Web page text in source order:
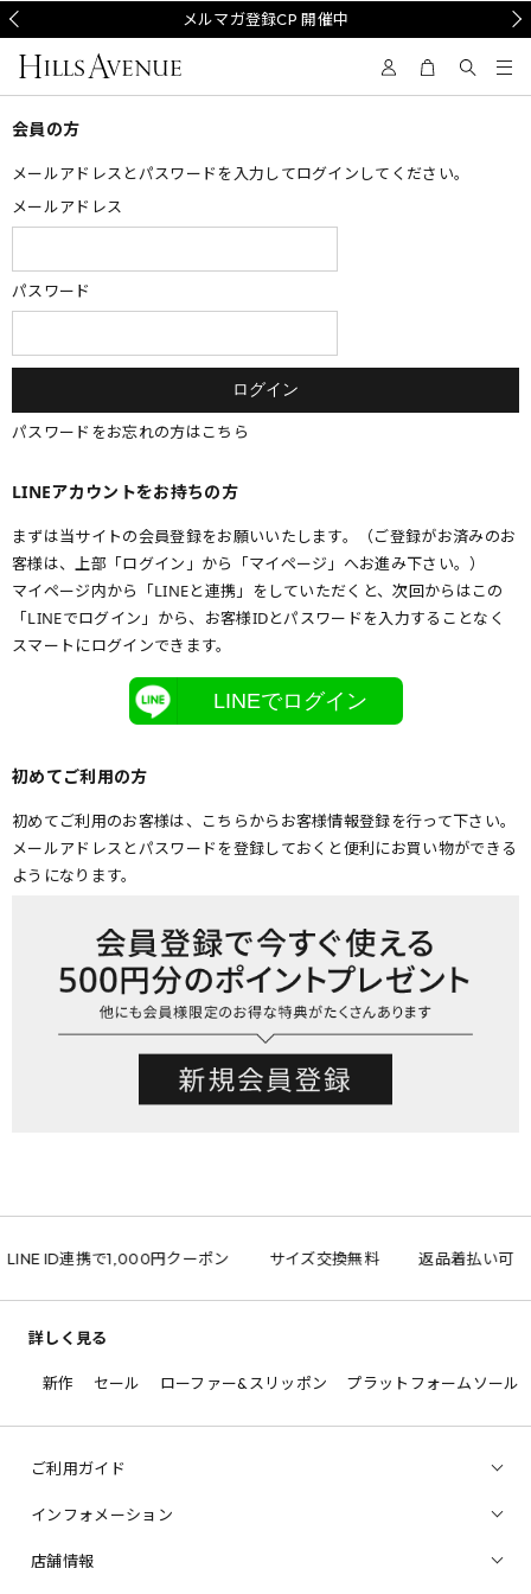
メルマガ登録CP 開催中
会員の方
メールアドレスとパスワードを入力してログインしてください。
メールアドレス
パスワード
パスワードをお忘れの方はこちら
LINEアカウントをお持ちの方
まずは当サイトの会員登録をお願いいたします。（ご登録がお済みのお
客様は、上部「ログイン」から「マイページ」へお進み下さい。）
マイページ内から「LINEと連携」をしていただくと、次回からはこの
「LINEでログイン」から、お客様IDとパスワードを入力することなく
スマートにログインできます。
LINEでログイン
初めてご利用の方
初めてご利用のお客様は、こちらからお客様情報登録を行って下さい。
メールアドレスとパスワードを登録しておくと便利にお買い物ができる
ようになります。
LINE ID連携で1,000円クーポン サイズ交換無料 返品着払い可
詳しく見る
新作 セール ローファー&スリッポン プラットフォームソール
ご利用ガイド
インフォメーション
店舗情報